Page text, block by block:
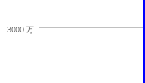
3000 万